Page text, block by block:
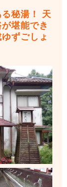
秘湯！ 天
堪能でき
ずごしょ